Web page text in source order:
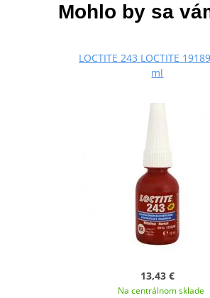
Mohlo by sa
LOCTITE 243 LOCTITE
ml
13,43 €
Na centrálnom sklade